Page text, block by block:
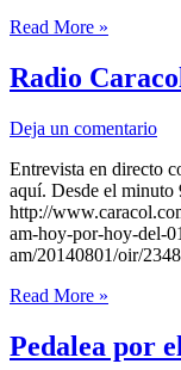
Teleamazonas,
a
Día
Read More »
Radio
Deja un comentario
Entrevista en directo
aquí. Desde el minuto
http://
am-hoy-por-hoy-del-
am/20140801/oir/
Radio
en
Colombia
Read More »
Pedalea por